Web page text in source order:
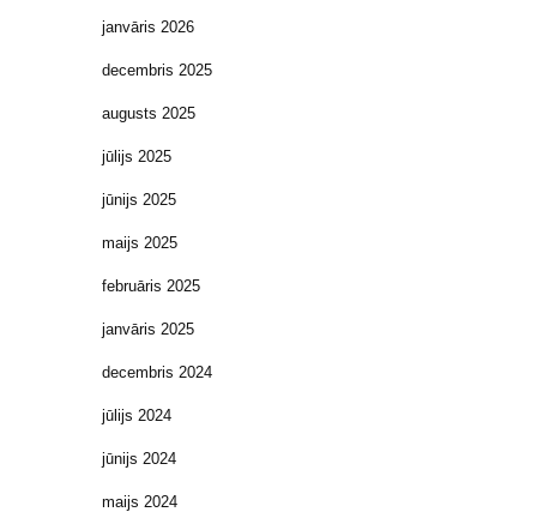
janvāris 2026
decembris 2025
augusts 2025
jūlijs 2025
jūnijs 2025
maijs 2025
februāris 2025
janvāris 2025
decembris 2024
jūlijs 2024
jūnijs 2024
maijs 2024